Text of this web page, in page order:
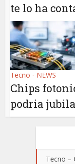
te lo ha
Tecno - NEWS
Chips
podria
Tecno –